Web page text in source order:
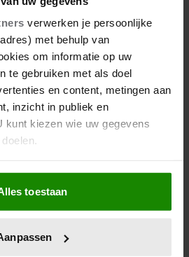
verwerken je persoonlijke
met behulp van
om informatie op uw
te gebruiken met als doel
en content, metingen aan
inzicht in publiek en
kunt kiezen wie uw gegevens
we ook graag:
over uw geografische
paar meter nauwkeurig kan zijn
eigenschappen (fingerprinting)
toestaan
2026
(82) OVERLEDEN:
IN HET
ZIJN MEEST